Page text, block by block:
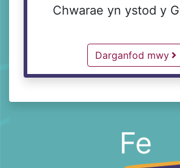
Chwarae yn ystod y
Free Groups and
Darganfod mwy
Fe